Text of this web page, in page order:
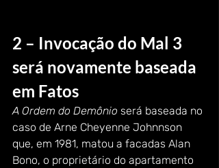
2 – Invocação do Mal 3
será novamente baseada
em Fatos
A Ordem do Demônio será baseada no
caso de Arne Cheyenne Johnnson
que, em 1981, matou a facadas Alan
Bono, o proprietário do apartamento